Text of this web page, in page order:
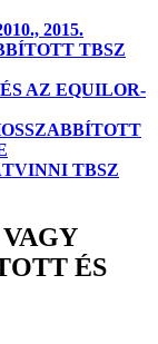
2015.
TBSZ
AZ EQUILOR-
TBSZ
ÉS